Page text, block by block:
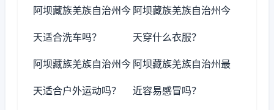
阿坝藏族羌族自治州今
天适合洗车吗？
阿坝藏族羌族自治州今
天穿什么衣服？
阿坝藏族羌族自治州今
天适合户外运动吗？
阿坝藏族羌族自治州最
近容易感冒吗？